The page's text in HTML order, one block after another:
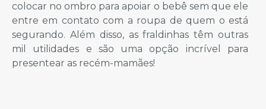
colocar no ombro para apoiar o bebê sem que ele
entre em contato com a roupa de quem o está
segurando. Além disso, as fraldinhas têm outras
mil utilidades e são uma opção incrível para
presentear as recém-mamães!